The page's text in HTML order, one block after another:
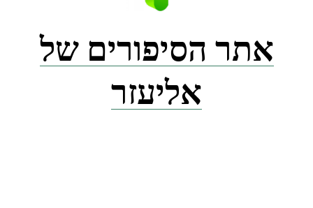
אתר הסיפורים של
אליעזר